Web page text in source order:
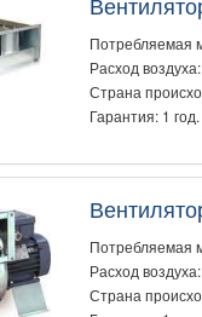
Потребляемая
Расход
Страна
Гарантия: 1 год.
Потребляемая
Расход
Страна